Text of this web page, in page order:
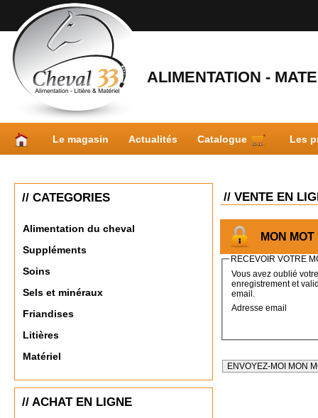
ALIMENTATION -
Le magasin Actualités Catalogue Les
// CATEGORIES
Alimentation du cheval
Suppléments
Soins
Sels et minéraux
Friandises
Litières
Matériel
// ACHAT EN LIGNE
// VENTE EN
MON
RECEVOIR VOTRE
Vous avez oublié
enregistrement et
email.
Adresse email